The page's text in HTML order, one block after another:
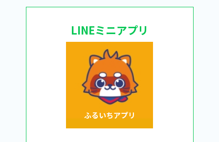
LINEミニアプリ
ふるいちアプリ